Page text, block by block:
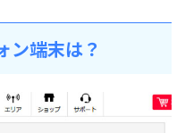
ン端末は？